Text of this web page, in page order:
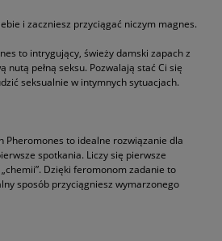
i zaczniesz przyciągać niczym magnes.
to intrygujący, świeży damski zapach z
nutą pełną seksu. Pozwalają stać Ci się
seksualnie w intymnych sytuacjach.
Pheromones to idealne rozwiązanie dla
spotkania. Liczy się pierwsze
Dzięki feromonom zadanie to
sposób przyciągniesz wymarzonego